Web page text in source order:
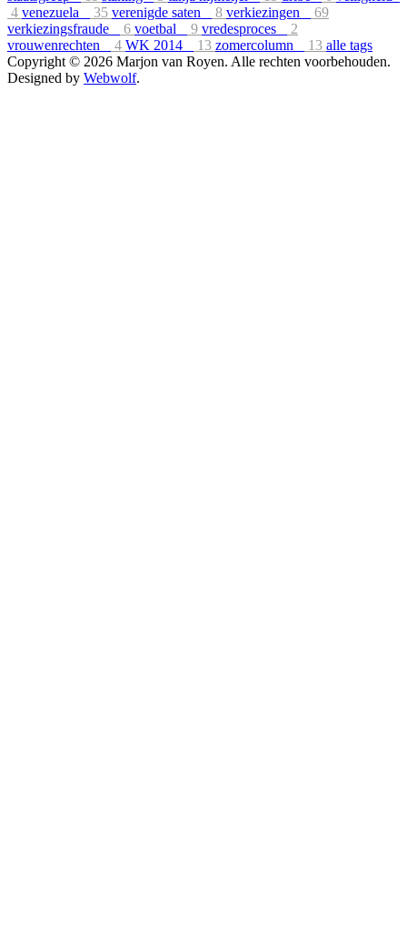
4 venezuela 35 verenigde saten 8 verkiezingen
69
verkiezingsfraude
6 voetbal 9 vredesproces
2
vrouwenrechten
4 WK 2014 13 zomercolumn 13 alle tags
Copyright © 2026 Marjon van Royen. Alle rechten voorbehouden.
Designed by Webwolf.